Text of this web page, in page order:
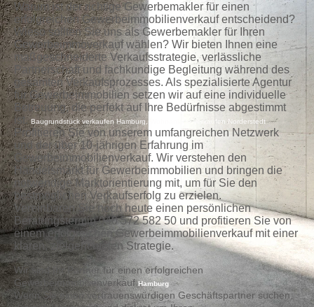
Warum ist der richtige Gewerbemakler für einen
erfolgreichen Gewerbeimmobilienverkaufentscheidend?
Wieso sollten Sie uns als Gewerbemakler für Ihren
Gewerbeimmoverkauf wählen? Wir bieten Ihnen eine
maßgeschneiderte Verkaufsstrategie, verlässliche
Partnerschaft und fachkundige Begleitung während des
gesamten Verkaufsprozesses. Als spezialisierte Agentur
für Gewerbeimmobilien setzen wir auf eine individuelle
Betreuung, die perfekt auf Ihre Bedürfnisse abgestimmt
ist. Baugrundstück verkaufen Hamburg, Wohnanlage verkaufen Norderstedt
Profitieren Sie von unserem umfangreichen Netzwerk
und der über 10-jährigen Erfahrung im
Gewerbeimmobilienverkauf. Wir verstehen den
Handelsmarkt für Gewerbeimmobilien und bringen die
notwendige Marktorientierung mit, um für Sie den
bestmöglichen Verkaufserfolg zu erzielen.
Vereinbaren Sie noch heute einen persönlichen
Beratungstermin 040 572 582 50 und profitieren Sie von
einem erfolgreichen Gewerbeimmobilienverkauf mit einer
klaren, zielgerichteten Strategie.
Wir sind Ihr Partner für einen erfolgreichen
GewerbeimmobilienverkaufHamburg
Wenn Sie einen vertrauenswürdigen Geschäftspartner suchen,